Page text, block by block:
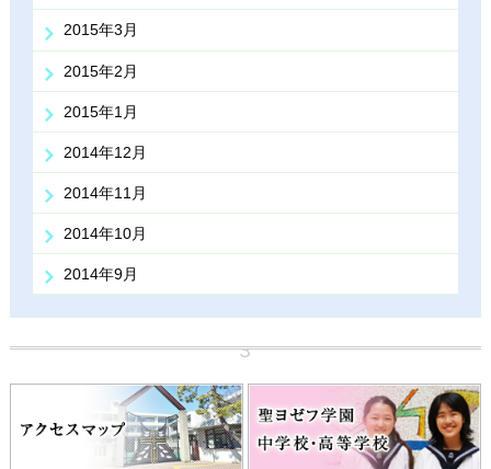
2015年3月
2015年2月
2015年1月
2014年12月
2014年11月
2014年10月
2014年9月